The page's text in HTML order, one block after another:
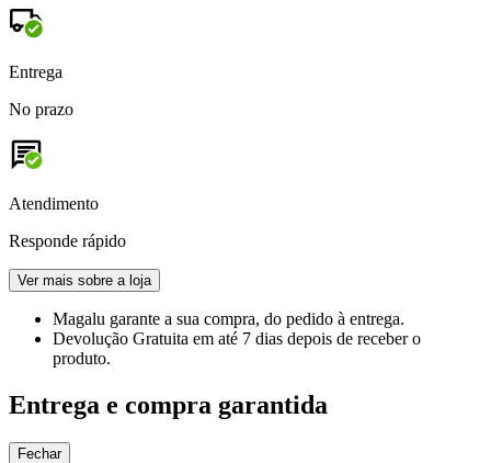
Entrega
No prazo
Atendimento
Responde rápido
Ver mais sobre a loja
Magalu garante a sua compra, do pedido à entrega.
Devolução Gratuita em até 7 dias depois de receber o
produto.
Entrega e compra garantida
Fechar